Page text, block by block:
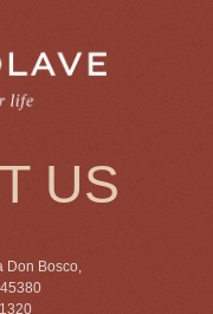
US
Don Bosco,